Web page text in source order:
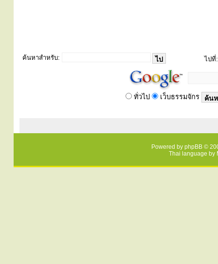
ค้นหาสำหรับ: ไปที่:
ทั่วไป เว็บธรรมจักร
Powered by phpBB ©
Thai language by